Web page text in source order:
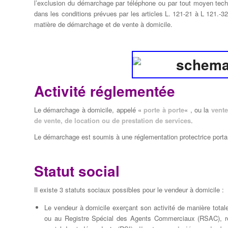
l’exclusion du démarchage par téléphone ou par tout moyen
dans les conditions prévues par les articles L. 121-21 à L 121.-
matière de démarchage et de vente à domicile.
Activité réglementée
Le démarchage à domicile, appelé « porte à porte« , ou la
de vente, de location ou de prestation de services.
Le démarchage est soumis à une réglementation protectrice
Statut social
Il existe 3 statuts sociaux possibles pour le vendeur à domicile :
Le vendeur à domicile exerçant son activité de manière
ou au Registre Spécial des Agents Commerciaux (RSAC),